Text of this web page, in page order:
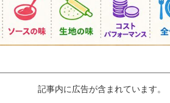
記事内に広告が含まれています。